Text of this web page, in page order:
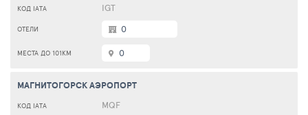
IGT
0
0
МАГНИТОГОРСК АЭРОПОРТ
MQF